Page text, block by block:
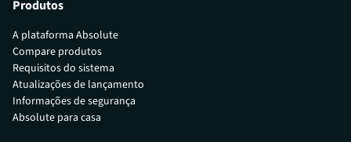
Produtos
A plataforma Absolute
Compare produtos
Requisitos do sistema
Atualizações de lançamento
Informações de segurança
Absolute para casa